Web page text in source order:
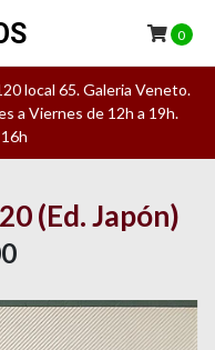
local 65. Galeria Veneto.
a Viernes de 12h a 19h.
0
(Ed. Japón)